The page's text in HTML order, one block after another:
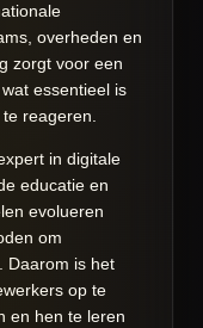
overheden en
zorgt voor een
essentieel is
reageren.
in digitale
educatie en
evolueren
om
Daarom is het
op te
en hen te leren